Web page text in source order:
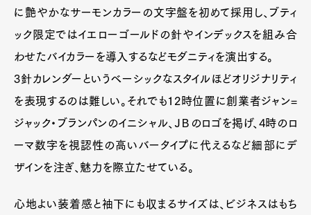
に艶やかなサーモンカラーの文字盤を初めて採用し、ブティ
ック限定ではイエローゴールドの針やインデックスを組み合
わせたバイカラーを導入するなどモダニティを演出する。
3針カレンダーというベーシックなスタイルほどオリジナリティ
を表現するのは難しい。それでも12時位置に創業者ジャン=
ジャック・ブランパンのイニシャル、ＪＢのロゴを掲げ、4時のロ
ーマ数字を視認性の高いバータイプに代えるなど細部にデ
ザインを注ぎ、魅力を際立たせている。
心地よい装着感と袖下にも収まるサイズは、ビジネスはもち